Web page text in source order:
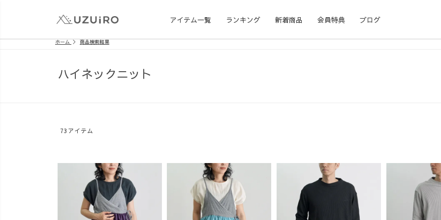
アイテム一覧 ランキング 新着商品 会員特典 ブログ
ホーム 商品検索結果
ハイネックニット
73アイテム